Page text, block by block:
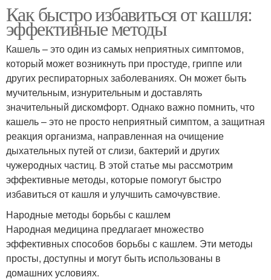
Как быстро избавиться от кашля:
эффективные методы
Кашель – это один из самых неприятных симптомов,
который может возникнуть при простуде, гриппе или
других респираторных заболеваниях. Он может быть
мучительным, изнурительным и доставлять
значительный дискомфорт. Однако важно помнить, что
кашель – это не просто неприятный симптом, а защитная
реакция организма, направленная на очищение
дыхательных путей от слизи, бактерий и других
чужеродных частиц. В этой статье мы рассмотрим
эффективные методы, которые помогут быстро
избавиться от кашля и улучшить самочувствие.
Народные методы борьбы с кашлем
Народная медицина предлагает множество
эффективных способов борьбы с кашлем. Эти методы
просты, доступны и могут быть использованы в
домашних условиях.